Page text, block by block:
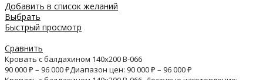
Добавить в список желаний
Выбрать
Быстрый просмотр
Сравнить
Кровать с балдахином 140х200 B-066
90 000₽ – 96 000₽Диапазон цен: 90 000 ₽ – 96 000 ₽